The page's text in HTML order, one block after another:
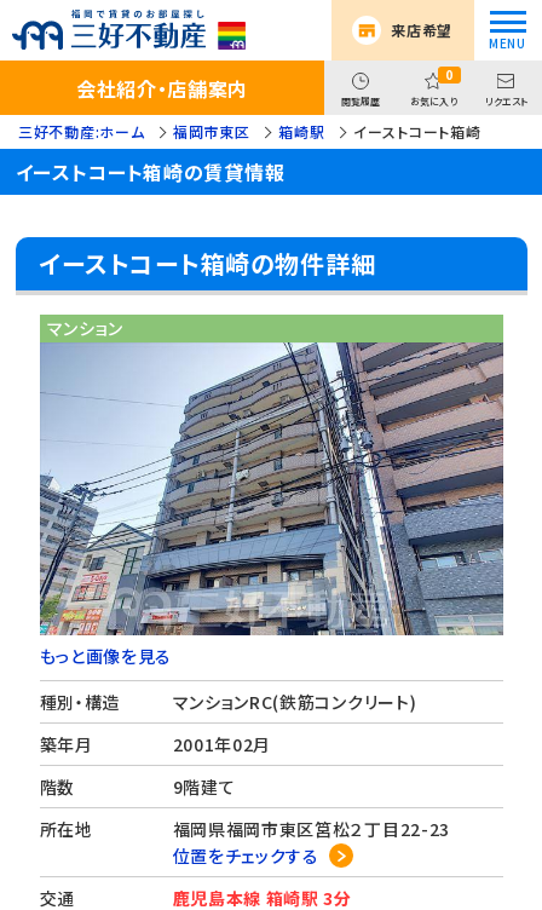
来店希望
会社紹介・店舗案内 閲覧履歴
0
お気に入り リクエスト
三好不動産:ホーム 福岡市東区 箱崎駅 イーストコート箱崎
イーストコート箱崎の賃貸情報
イーストコート箱崎の物件詳細
マンション
もっと画像を見る
種別・構造
マンションRC(鉄筋コンクリート)
築年月
2001年02月
階数
9階建て
所在地
福岡県福岡市東区筥松２丁目22-23
位置をチェックする
交通
鹿児島本線 箱崎駅 3分